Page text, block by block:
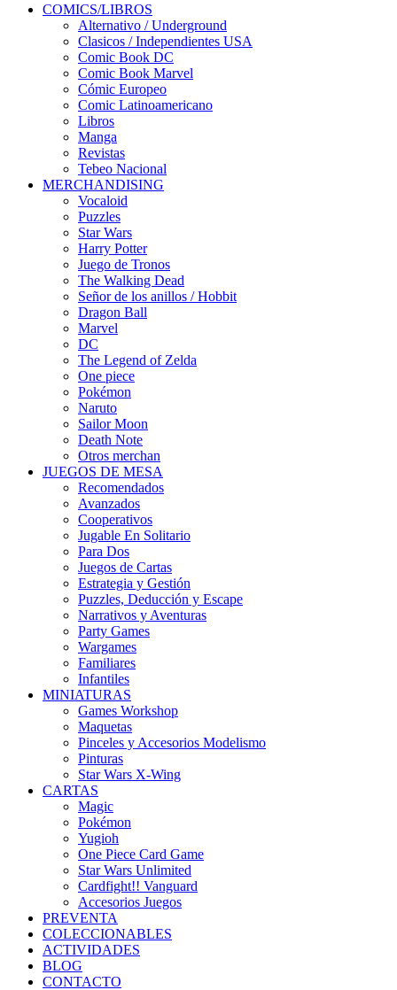
COMICS/LIBROS
Alternativo / Underground
Clasicos / Independientes USA
Comic Book DC
Comic Book Marvel
Cómic Europeo
Comic Latinoamericano
Libros
Manga
Revistas
Tebeo Nacional
MERCHANDISING
Vocaloid
Puzzles
Star Wars
Harry Potter
Juego de Tronos
The Walking Dead
Señor de los anillos / Hobbit
Dragon Ball
Marvel
DC
The Legend of Zelda
One piece
Pokémon
Naruto
Sailor Moon
Death Note
Otros merchan
JUEGOS DE MESA
Recomendados
Avanzados
Cooperativos
Jugable En Solitario
Para Dos
Juegos de Cartas
Estrategia y Gestión
Puzzles, Deducción y Escape
Narrativos y Aventuras
Party Games
Wargames
Familiares
Infantiles
MINIATURAS
Games Workshop
Maquetas
Pinceles y Accesorios Modelismo
Pinturas
Star Wars X-Wing
CARTAS
Magic
Pokémon
Yugioh
One Piece Card Game
Star Wars Unlimited
Cardfight!! Vanguard
Accesorios Juegos
PREVENTA
COLECCIONABLES
ACTIVIDADES
BLOG
CONTACTO